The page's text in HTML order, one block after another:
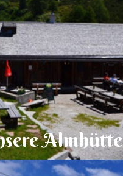
Almhütte